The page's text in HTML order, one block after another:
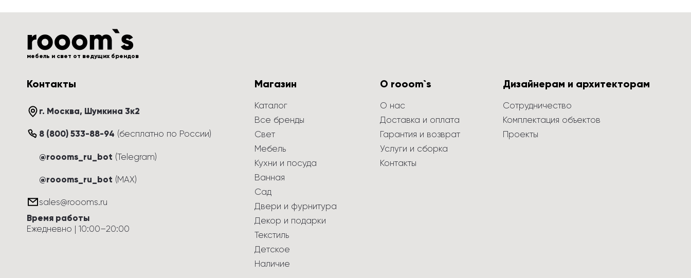
мебель и свет от ведущих брендов
Контакты
г. Москва, Шумкина 3к2
8 (800) 533-88-94 (бесплатно по России)
@roooms_ru_bot (Telegram)
@roooms_ru_bot (MAX)
sales@roooms.ru
Время работы
Ежедневно | 10:00–20:00
Магазин
Каталог
Все бренды
Свет
Мебель
Кухни и посуда
Ванная
Сад
Двери и фурнитура
Декор и подарки
Текстиль
Детское
Наличие
О rooom`s
О нас
Доставка и оплата
Гарантия и возврат
Услуги и сборка
Контакты
Дизайнерам и архитекторам
Сотрудничество
Комплектация объектов
Проекты